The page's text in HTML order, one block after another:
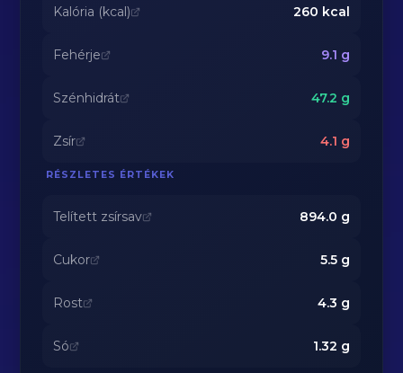
Kalória (kcal) 260 kcal
Fehérje 9.1 g
Szénhidrát 47.2 g
Zsír 4.1 g
RÉSZLETES ÉRTÉKEK
Telített zsírsav 894.0 g
Cukor 5.5g
Rost 4.3 g
Só 1.32 g